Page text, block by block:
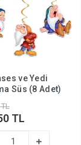
ve Yedi
Süs (8 Adet)
TL